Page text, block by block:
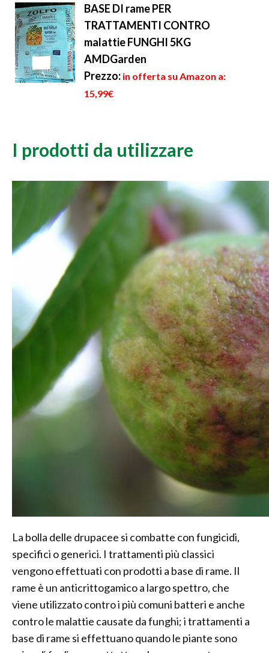
BASE DI rame PER
TRATTAMENTI CONTRO
malattie FUNGHI 5KG
AMDGarden
Prezzo: in offerta su Amazon a:
15,99€
I prodotti da utilizzare
La bolla delle drupacee si combatte con fungicidi,
specifici o generici. I trattamenti più classici
vengono effettuati con prodotti a base di rame. Il
rame è un anticrittogamico a largo spettro, che
viene utilizzato contro i più comuni batteri e anche
contro le malattie causate da funghi; i trattamenti a
base di rame si effettuano quando le piante sono